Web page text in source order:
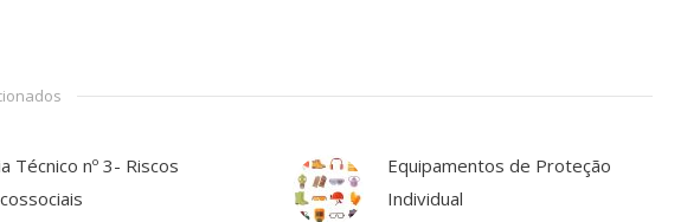
Técnico nº 3- Riscos
Equipamentos de Proteção
Individual